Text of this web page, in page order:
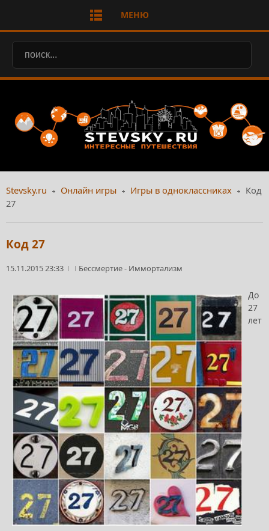
МЕНЮ
Stevsky.ru Онлайн игры Игры в одноклассниках
Код
27
Код 27
15.11.2015 23:33 Бессмертие- Иммортализм
До
27
лет